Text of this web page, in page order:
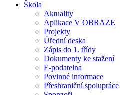
Škola
Aktuality
Aplikace V OBRAZE
Projekty
Úřední deska
Zápis do 1. třídy
Dokumenty ke stažení
E-podatelna
Povinné informace
Přeshraniční spolupráce